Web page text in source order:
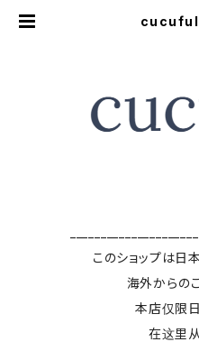
cucuful(
このショップは日
海外からの
本店仅限
在这里